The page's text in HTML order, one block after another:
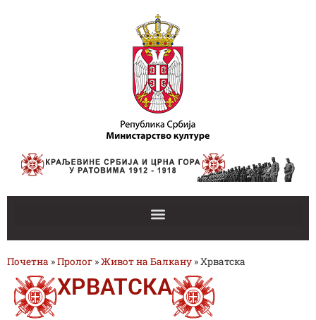
Почетна »Пролог »Живот на Балкану »Хрватска
ХРВАТСКА